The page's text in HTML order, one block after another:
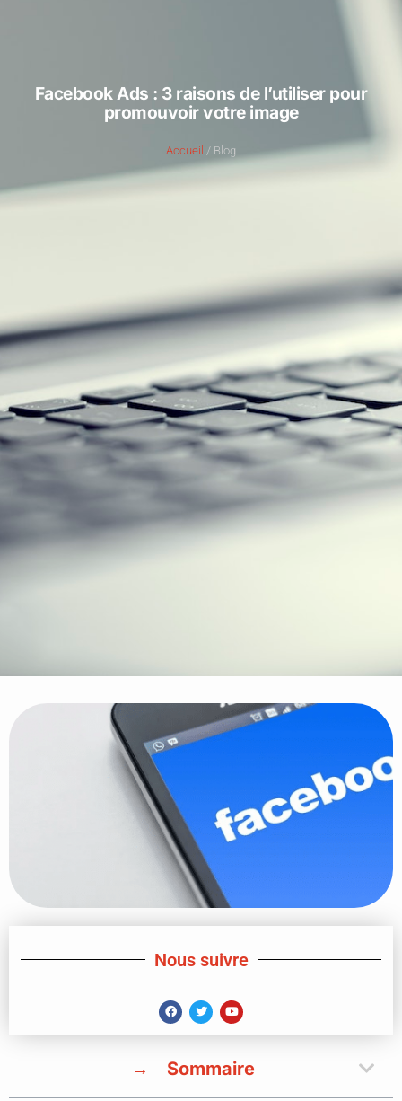
Facebook Ads : 3 raisons de l’utiliser pour
promouvoir votre image
Accueil / Blog
Nous suivre
Sommaire